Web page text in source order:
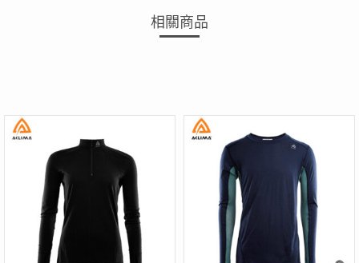
相關商品